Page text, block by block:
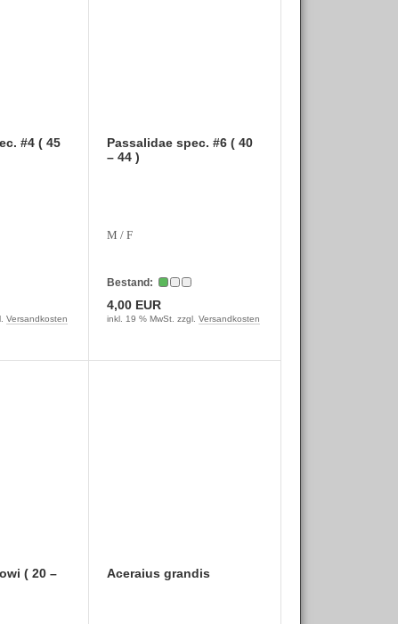
#4 ( 45
Versandkosten
Passalidae spec. #6 ( 40
– 44 )
M / F
Bestand:
4,00 EUR
inkl. 19 % MwSt. zzgl.Versandkosten
( 20 –
Aceraius grandis